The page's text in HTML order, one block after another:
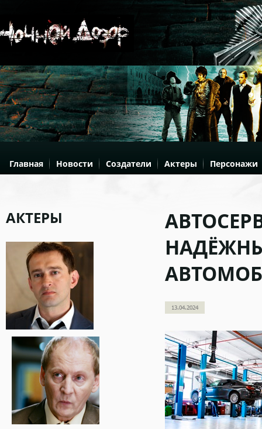
Главная Новости Создатели Актеры Персонажи
АКТЕРЫ
13.04.2024